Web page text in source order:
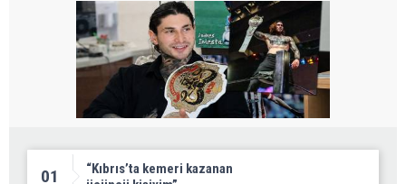
01
“Kıbrıs’ta kemeri kazanan